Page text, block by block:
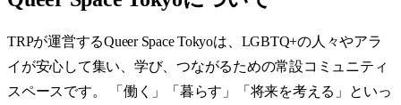
TRPが運営するQueer Space Tokyoは、LGBTQ+の人々やアラ
イが安心して集い、学び、つながるための常設コミュニティ
スペースです。 「働く」「暮らす」「将来を考える」といっ